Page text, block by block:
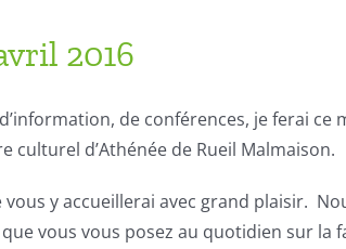
2016
de conférences, je ferai ce
culturel d’Athénée de Rueil Malmaison.
vous y accueillerai avec grand plaisir.
vous vous posez au quotidien sur la